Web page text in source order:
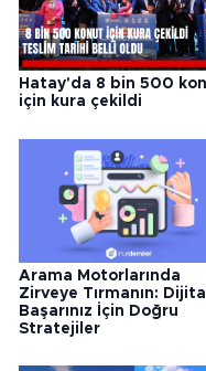
Hatay'da 8 bin 500
için kura çekildi
Arama Motorlarında
Zirveye Tırmanın: Dijital
Başarınız İçin Doğru
Stratejiler